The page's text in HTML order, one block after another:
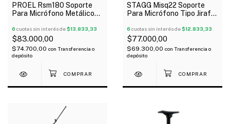
PROEL Rsm180 Soporte
Para Micrófono Metálico
6 cuotas sin interés de$13.833,33
$83.000,00
$74.700,00 con Transferencia o
depósito
STAGG Misq22 Soporte
Para Micrófono Tipo Jirafa
6 cuotas sin interés de$12.833,33
$77.000,00
$69.300,00 con Transferencia o
depósito